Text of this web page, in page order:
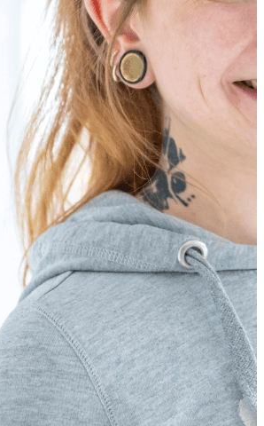
die örtliche Kirchengemeinde
in der Woche einen Gottesdienst in
unseren jahreszeitlichen Festen, wie
Christkindelmarkt, sind auch Ihre
willkommen.